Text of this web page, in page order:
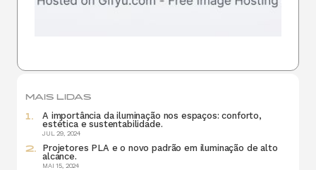
MAIS LIDAS
A importância da iluminação nos espaços: conforto,
estética e sustentabilidade.
JUL 29, 2024
Projetores PLA e o novo padrão em iluminação de alto
alcance.
MAI 15, 2024